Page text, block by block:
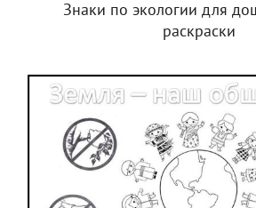
Знаки по экологии для
раскраски